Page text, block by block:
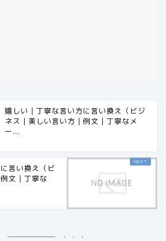
嬉しい｜丁寧な言い方に言い換え（ビジ
ネス｜美しい言い方｜例文｜丁寧なメ
ー...
言い換え（ビ
文｜丁寧な